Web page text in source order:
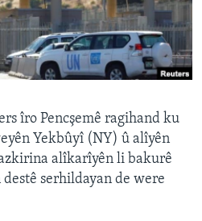
îro Pencşemê ragihand ku
Yekbûyî (NY) û alîyên
alîkarîyên li bakurê
serhildayan de were